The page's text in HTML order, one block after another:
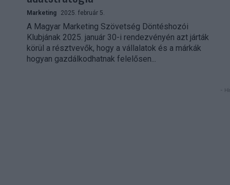
Marketing 2025. február 5.
A Magyar Marketing Szövetség Döntéshozói
Klubjának 2025. január 30-i rendezvényén azt járták
körül a résztvevők, hogy a vállalatok és a márkák
hogyan gazdálkodhatnak felelősen...
-